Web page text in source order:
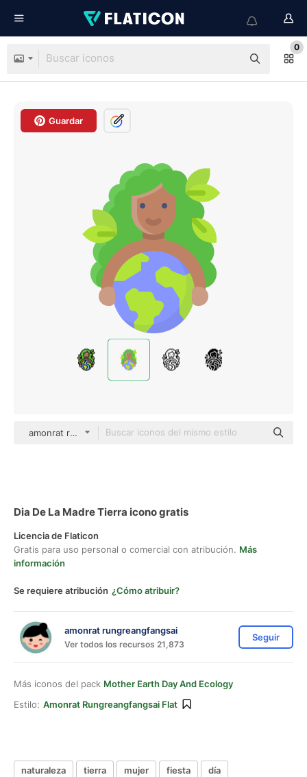
0
Guardar
amonrat rungreangfangsai Flat
Dia De La Madre Tierra icono gratis
Licencia de Flaticon
Gratis para uso personal o comercial con atribución. Más
información
Se requiere atribución ¿Cómo atribuir?
amonrat rungreangfangsai
Ver todos los recursos 21,873
Seguir
Más iconos del pack Mother Earth Day And Ecology
Estilo: Amonrat Rungreangfangsai Flat
naturaleza tierra mujer fiesta
día